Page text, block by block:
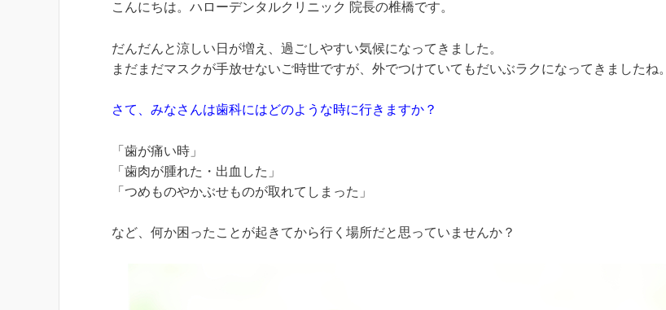
こんにちは。ハローデンタルクリニック 院長の椎橋です。
だんだんと涼しい日が増え、過ごしやすい気候になってきました。
まだまだマスクが手放せないご時世ですが、外でつけていてもだいぶラクになってきましたね。
さて、みなさんは歯科にはどのような時に行きますか？
「歯が痛い時」
「歯肉が腫れた・出血した」
「つめものやかぶせものが取れてしまった」
など、何か困ったことが起きてから行く場所だと思っていませんか？